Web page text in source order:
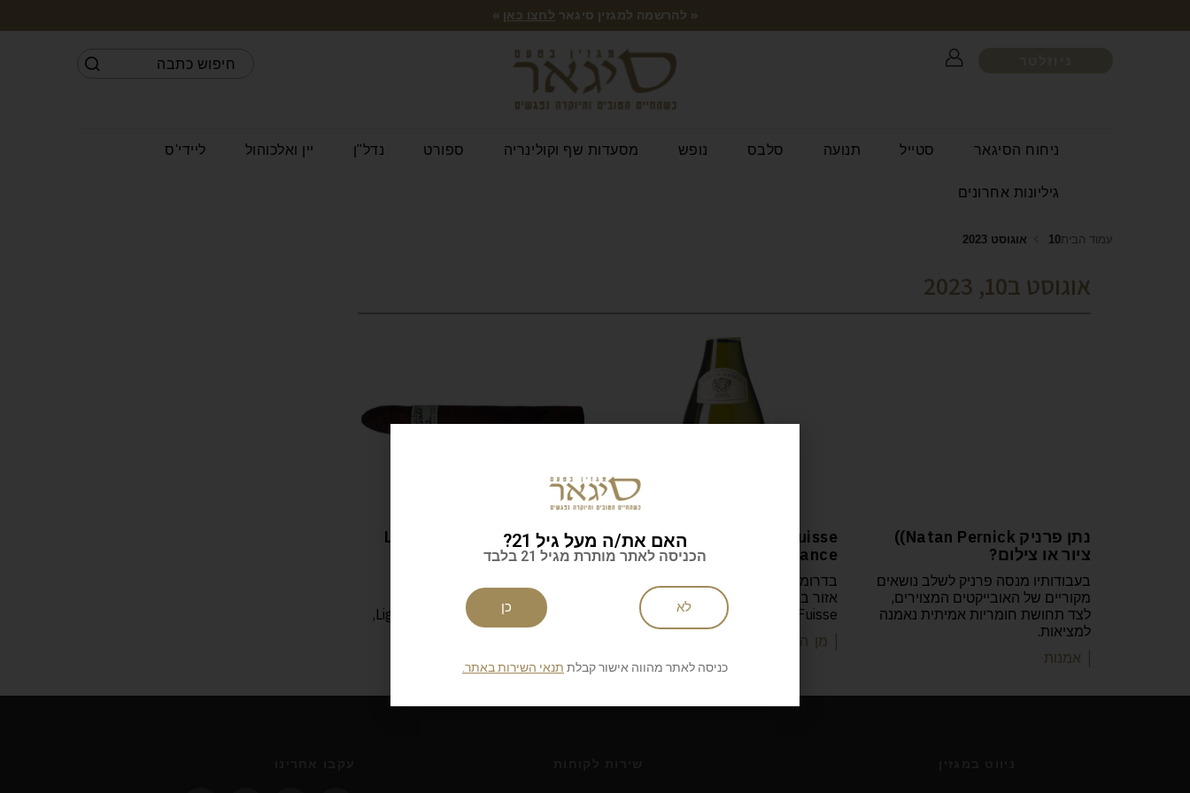
« להרשמה למגזין סיגאר לחצו כאן »
ניחוח הסיגאר סטייל תנועה סלבס נופש מסעדות שף וקולינריה ספורט נדל"ן יין ואלכוהול ליידי'ס
גיליונות אחרונים
עמוד הבית10 אוגוסט 2023
אוגוסט ב10, 2023
נתן פרניק Natan Pernick))
ציור או צילום?
בעבודותיו מנסה פרניק לשלב נושאים
מקוריים של האובייקטים המצוירים,
לצד תחושת חומריות אמיתית נאמנה
למציאות.
| אמנות
Louis Jadot – Pouilly-Fuisse
2021 (France
בדרומו של חבל בורגונדי, קרוב לגבול
אזור בוז'ולה, שוכן כפר ציורי בשם
Pouilly-Fuisse, שבו מייצרים
| מן היקב
מחזק את הקו Liga Privada
T52 Belicoso
טעמים וארומה עשירים ומלאי גוף,
והסיגר Liga Privada T52 Belicoso,
האם את/ה מעל גיל 21?
הכניסה לאתר מותרת מגיל 21 בלבד
לא כן
כניסה לאתר מהווה אישור קבלת תנאי השירות באתר.